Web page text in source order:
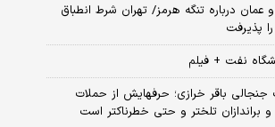
و عمان درباره تنگه هرمز/ تهران شرط انطباق
پذیرفت
نفت + فیلم
باقر خرازی؛ حرفهایش از حملات
براندازان تلختر و حتی خطرناکتر است